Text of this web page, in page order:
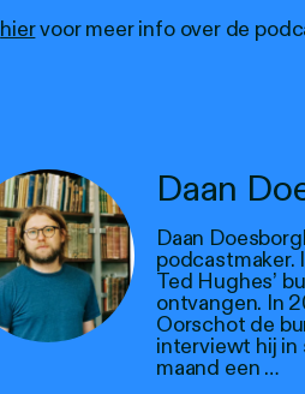
hiervoor meer info over de
Daan
Daan
podcastmaker.
Ted Hughes’
ontvangen. In
Oorschot de
interviewt hij in
maand een …